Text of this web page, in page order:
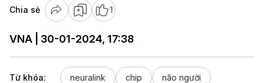
Chia sẻ 1
VNA | 30-01-2024, 17:38
Từ khóa: neuralink chip não người